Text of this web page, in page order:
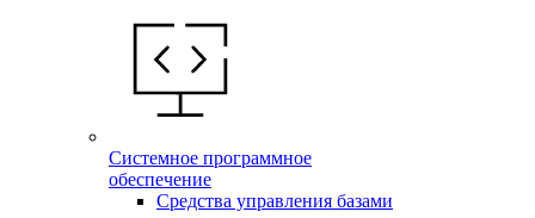
Системное программное
обеспечение
Средства управления базами